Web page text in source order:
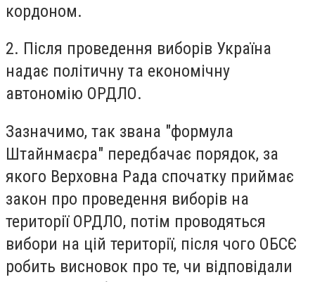
кордоном.
2. Після проведення виборів Україна
надає політичну та економічну
автономію ОРДЛО.
Зазначимо, так звана "формула
Штайнмаєра" передбачає порядок, за
якого Верховна Рада спочатку приймає
закон про проведення виборів на
території ОРДЛО, потім проводяться
вибори на цій території, після чого ОБСЄ
робить висновок про те, чи відповідали